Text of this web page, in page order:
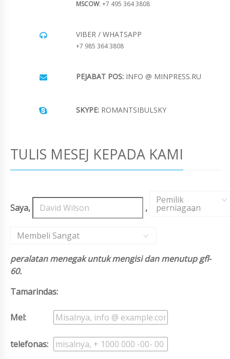
MSCOW: +7 495 364 3808
VIBER / WHATSAPP
+7 985 364 3808
PEJABAT POS: INFO @ MINPRESS.RU
SKYPE: ROMANTSIBULSKY
TULIS MESEJ KEPADA KAMI
Saya, ,
Pemilik
perniagaan
,
Membeli Sangat
peralatan menegak untuk mengisi dan menutup gfl-
60.
Tamarindas:
Mel:
telefonas: